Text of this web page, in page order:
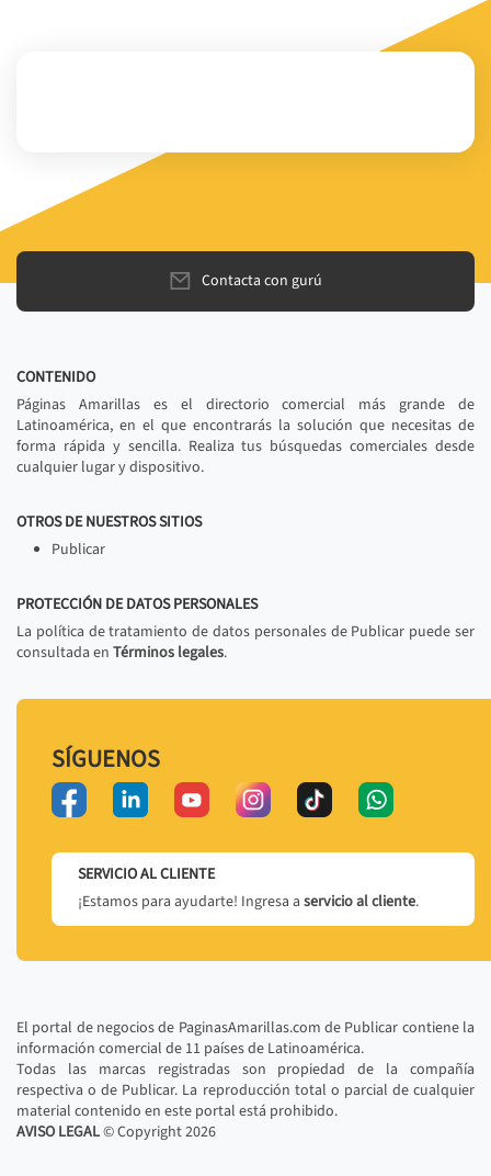
Contacta con gurú
CONTENIDO
Páginas Amarillas es el directorio comercial más grande de
Latinoamérica, en el que encontrarás la solución que necesitas de
forma rápida y sencilla. Realiza tus búsquedas comerciales desde
cualquier lugar y dispositivo.
OTROS DE NUESTROS SITIOS
Publicar
PROTECCIÓN DE DATOS PERSONALES
La política de tratamiento de datos personales de Publicar puede ser
consultada en Términos legales.
SÍGUENOS
SERVICIO AL CLIENTE
¡Estamos para ayudarte! Ingresa a servicio al cliente.
El portal de negocios de PaginasAmarillas.com de Publicar contiene la
información comercial de 11 países de Latinoamérica.
Todas las marcas registradas son propiedad de la compañía
respectiva o de Publicar. La reproducción total o parcial de cualquier
material contenido en este portal está prohibido.
AVISO LEGAL© Copyright2026